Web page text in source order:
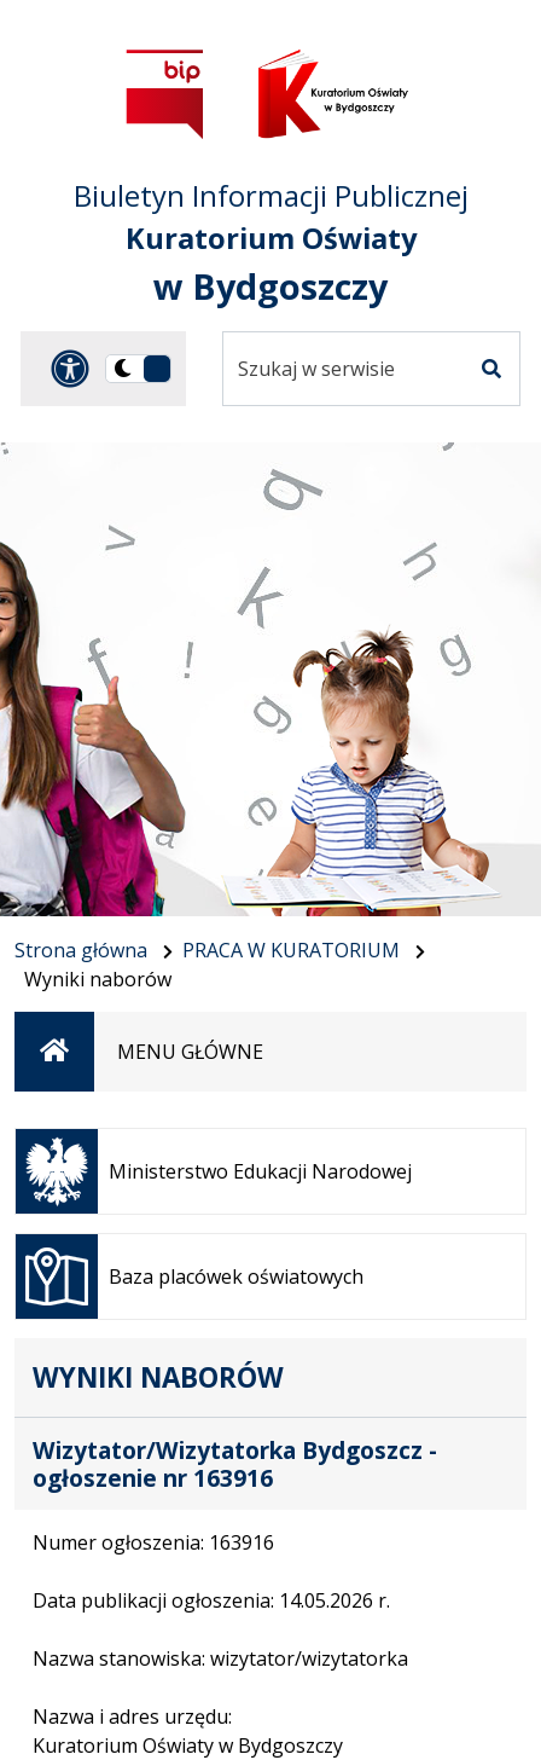
Przejdź do
głównego menu
Przejdź do treści
Przejdź do mapy
serwisu
Biuletyn Informacji Publicznej
Kuratorium Oświaty
w Bydgoszczy
Panel dostosowania
Przełącz
serwisie
Strona główna
PRACA W KURATORIUM
Wyniki naborów
StronaMENU GŁÓWNE
Ministerstwo Edukacji Narodowej
Otwiera
się w
nowej
karcie
Baza placówek oświatowych
Otwiera
się w
nowej
karcie
WYNIKI NABORÓW
Wizytator/Wizytatorka Bydgoszcz -
ogłoszenie nr 163916
Numer ogłoszenia: 163916
Data publikacji ogłoszenia: 14.05.2026 r.
Nazwa stanowiska: wizytator/wizytatorka
Nazwa i adres urzędu:
Kuratorium Oświaty w Bydgoszczy